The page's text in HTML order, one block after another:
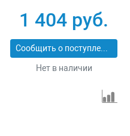
1 404 руб.
Сообщить о поступлении
Нет в наличии